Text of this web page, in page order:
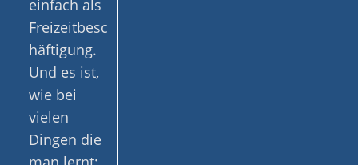
einfach als
Freizeitbesc
häftigung.
Und es ist,
wie bei
vielen
Dingen die